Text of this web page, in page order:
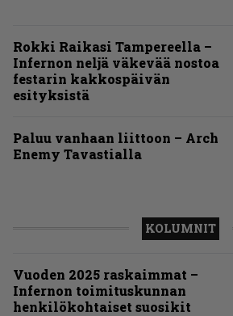
Rokki Raikasi Tampereella –
Infernon neljä väkevää nostoa
festarin kakkospäivän
esityksistä
Paluu vanhaan liittoon – Arch
Enemy Tavastialla
KOLUMNIT
Vuoden 2025 raskaimmat –
Infernon toimituskunnan
henkilökohtaiset suosikit